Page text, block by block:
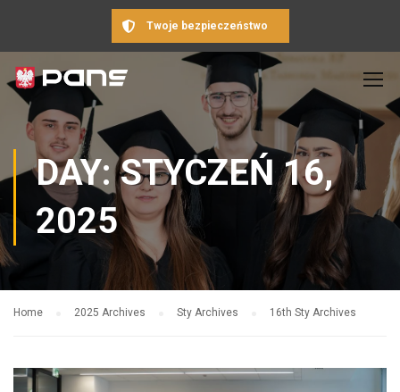
Twoje bezpieczeństwo
DAY: STYCZEŃ 16,
2025
Home 2025 Archives Sty Archives 16th Sty Archives